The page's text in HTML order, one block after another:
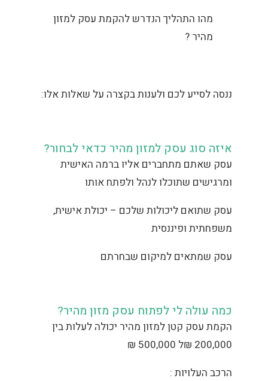
מהו התהליך הנדרש להקמת עסק למזון
מהיר ?
ננסה לסייע לכם ולענות בקצרה על שאלות אלו:
איזה סוג עסק למזון מהיר כדאי לבחור?
עסק שאתם מתחברים אליו ברמה האישית
ומרגישים שתוכלו לנהל ולפתח אותו
עסק שתואם ליכולות שלכם – יכולת אישית,
משפחתית ופיננסית
עסק שמתאים למיקום שבחרתם
כמה עולה לי לפתוח עסק מזון מהיר?
הקמת עסק קטן למזון מהיר יכולה לעלות בין
200,000 ₪ל 500,000 ₪
הרכב העלויות :